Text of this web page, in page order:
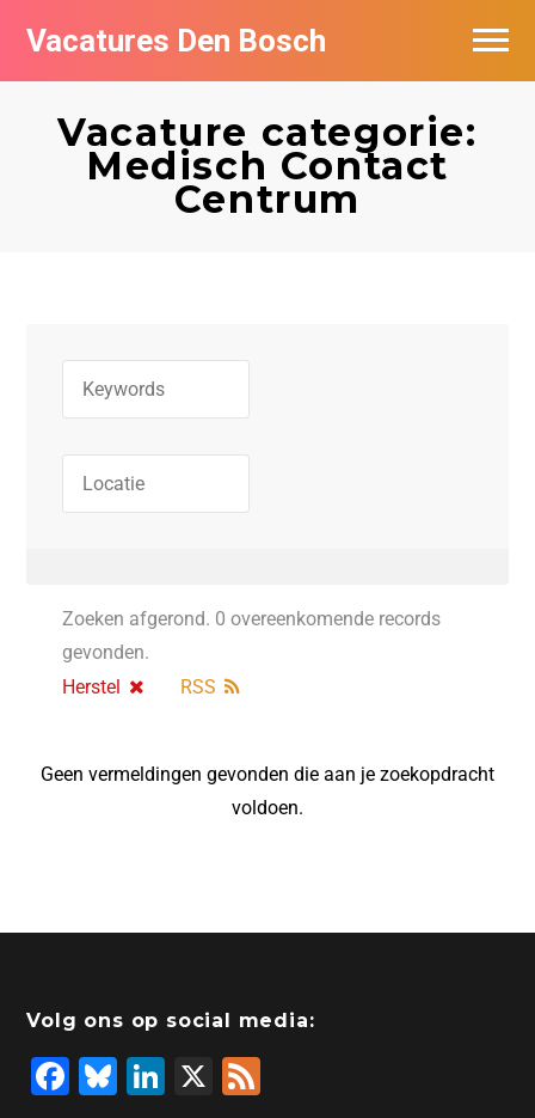
Vacatures Den Bosch
Vacature categorie:
Medisch Contact
Centrum
Zoeken afgerond. 0 overeenkomende records
gevonden.
Herstel
RSS
Geen vermeldingen gevonden die aan je zoekopdracht
voldoen.
Volg ons op social media:
F
Bl
Li
X
Vacatures per bedrijf in Den Bosch
De populairste vacatures in Den Bosch